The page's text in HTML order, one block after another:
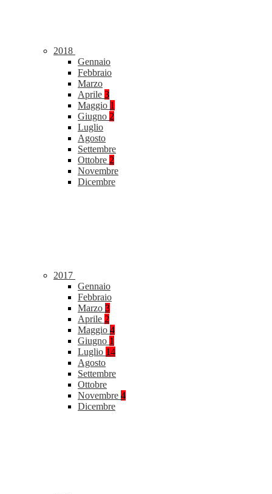
2018
Gennaio
Febbraio
Marzo
Aprile 3
Maggio 1
Giugno 2
Luglio
Agosto
Settembre
Ottobre 2
Novembre
Dicembre
2017
Gennaio
Febbraio
Marzo 3
Aprile 2
Maggio 4
Giugno 1
Luglio 14
Agosto
Settembre
Ottobre
Novembre 4
Dicembre